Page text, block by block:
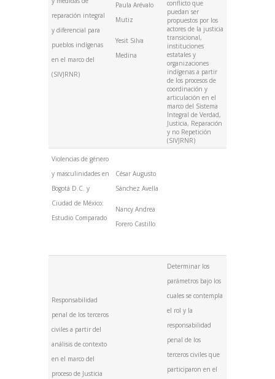
reparación integral
y diferencial para
pueblos indígenas
en el marco del
(SIVJRNR)
Paula Arévalo
Mutiz
Yesit Silva
Medina
conflicto que
puedan ser
propuestos por los
actores de la justicia
transicional,
instituciones
estatales y
organizaciones
indígenas a partir
de los procesos de
coordinación y
articulación en el
marco del Sistema
Integral de Verdad,
Justicia, Reparación
y no Repetición
(SIVJRNR)
Violencias de género
y masculinidades en
Bogotá D.C. y
Ciudad de México:
Estudio Comparado
César Augusto
Sánchez Avella
Nancy Andrea
Forero Castillo
Responsabilidad
penal de los terceros
civiles a partir del
análisis de contexto
en el marco del
proceso de Justicia
Determinar los
parámetros bajo los
cuales se contempla
el rol y la
responsabilidad
penal de los
terceros civiles que
participaron en el